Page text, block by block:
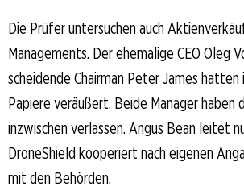
Die Prüfer untersuchen auch
Managements. Der ehemalige CEO Oleg
scheidende Chairman Peter James
Papiere veräußert. Beide Manager haben
inzwischen verlassen. Angus Bean leitet
DroneShield kooperiert nach eigenen
mit den Behörden.